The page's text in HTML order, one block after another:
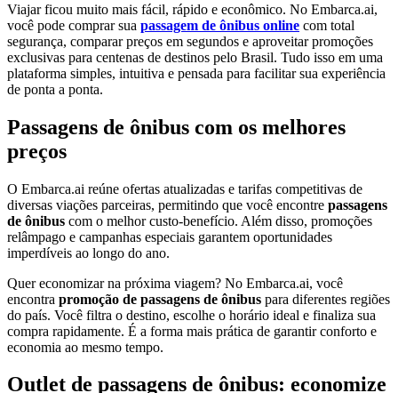
Viajar ficou muito mais fácil, rápido e econômico. No Embarca.ai,
você pode comprar sua passagem de ônibus online com total
segurança, comparar preços em segundos e aproveitar promoções
exclusivas para centenas de destinos pelo Brasil. Tudo isso em uma
plataforma simples, intuitiva e pensada para facilitar sua experiência
de ponta a ponta.
Passagens de ônibus com os melhores
preços
O Embarca.ai reúne ofertas atualizadas e tarifas competitivas de
diversas viações parceiras, permitindo que você encontre passagens
de ônibus com o melhor custo-benefício. Além disso, promoções
relâmpago e campanhas especiais garantem oportunidades
imperdíveis ao longo do ano.
Quer economizar na próxima viagem? No Embarca.ai, você
encontra promoção de passagens de ônibus para diferentes regiões
do país. Você filtra o destino, escolhe o horário ideal e finaliza sua
compra rapidamente. É a forma mais prática de garantir conforto e
economia ao mesmo tempo.
Outlet de passagens de ônibus: economize